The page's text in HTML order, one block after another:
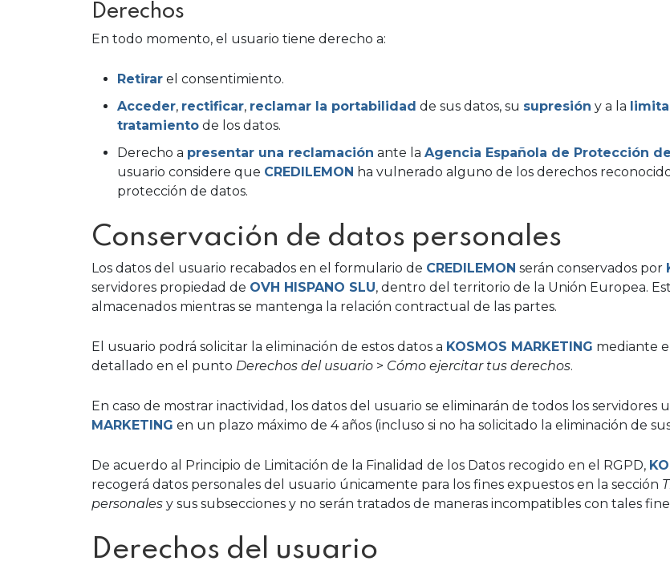
Derechos
En todo momento, el usuario tiene derecho a:
Retirar el consentimiento.
Acceder, rectificar, reclamar la portabilidad de sus datos, su supresión y a la
tratamiento de los datos.
Derecho a presentar una reclamación ante la Agencia Española de Protección
usuario considere que CREDILEMON ha vulnerado alguno de los derechos
protección de datos.
Conservación de datos personales
Los datos del usuario recabados en el formulario de CREDILEMON serán conservados por
servidores propiedad de OVH HISPANO SLU, dentro del territorio de la Unión Europea.
almacenados mientras se mantenga la relación contractual de las partes.
El usuario podrá solicitar la eliminación de estos datos a KOSMOS MARKETING mediante
detallado en el punto Derechos del usuario > Cómo ejercitar tus derechos.
En caso de mostrar inactividad, los datos del usuario se eliminarán de todos los servidores
MARKETING en un plazo máximo de 4 años (incluso si no ha solicitado la eliminación de
De acuerdo al Principio de Limitación de la Finalidad de los Datos recogido en el RGPD,
recogerá datos personales del usuario únicamente para los fines expuestos en la sección
personales y sus subsecciones y no serán tratados de maneras incompatibles con tales
Derechos del usuario